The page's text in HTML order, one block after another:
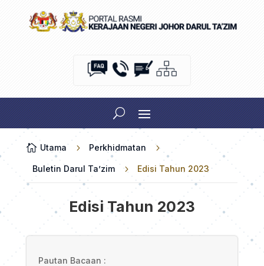
 Utama 5 Perkhidmatan 5
Buletin Darul Ta’zim 5 Edisi Tahun 2023
Edisi Tahun 2023
Pautan Bacaan :